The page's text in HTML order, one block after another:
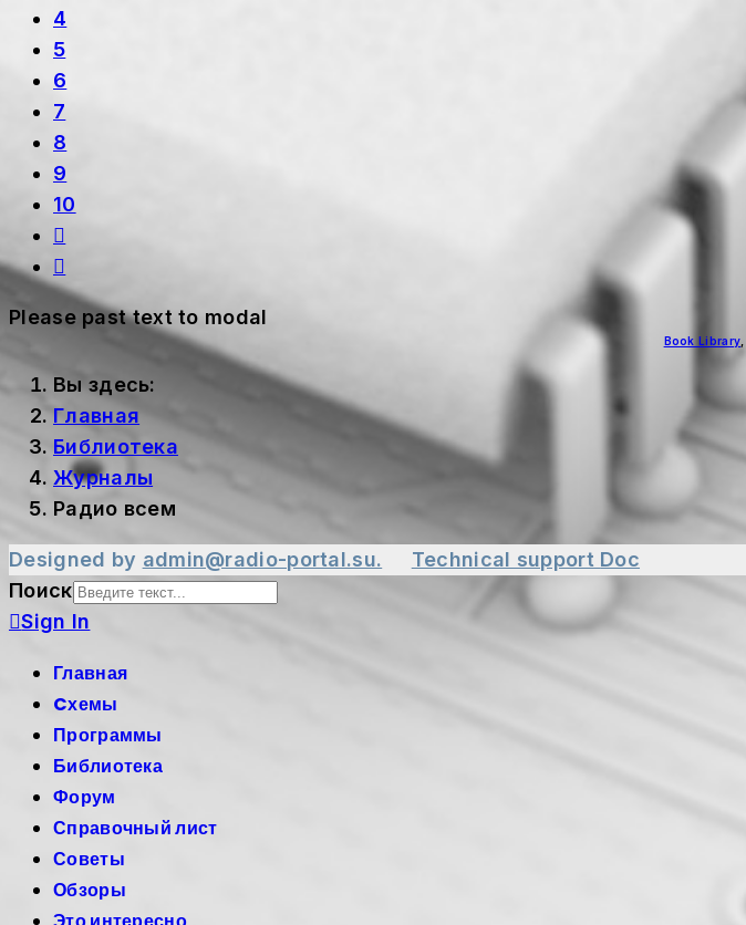
4
5
6
7
8
9
10
Please past text to modal
Book Library
Вы здесь:
Главная
Библиотека
Журналы
Радио всем
Designed by admin@radio-portal.su. Technical support Doc
Поиск
Sign In
Главная
Cхемы
Программы
Библиотека
Форум
Справочный лист
Советы
Обзоры